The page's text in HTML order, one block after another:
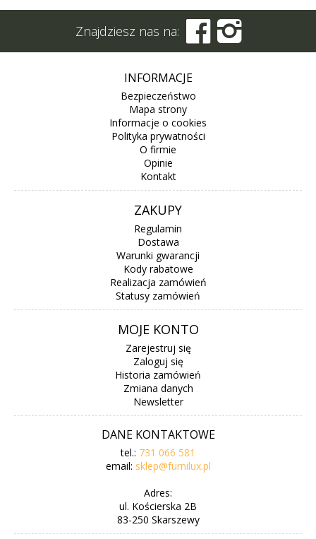
Znajdziesz nas na:  
INFORMACJE
Bezpieczeństwo
Mapa strony
Informacje o cookies
Polityka prywatności
O firmie
Opinie
Kontakt
ZAKUPY
Regulamin
Dostawa
Warunki gwarancji
Kody rabatowe
Realizacja zamówień
Statusy zamówień
MOJE KONTO
Zarejestruj się
Zaloguj się
Historia zamówień
Zmiana danych
Newsletter
DANE KONTAKTOWE
tel.: 731 066 581
email: sklep@furnilux.pl
Adres:
ul. Kościerska 2B
83-250 Skarszewy